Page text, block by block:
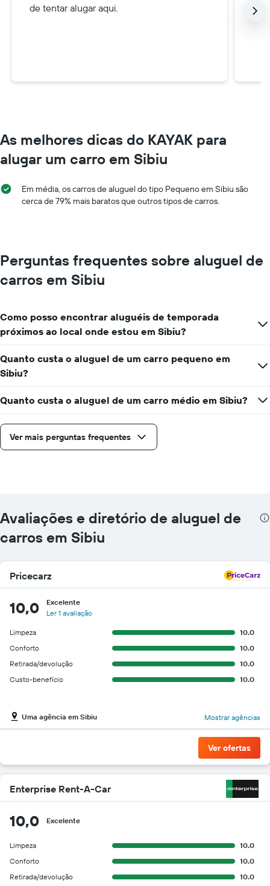
de tentar alugar aqui.
As melhores dicas do KAYAK para
alugar um carro em Sibiu
Em média, os carros de aluguel do tipo Pequeno em Sibiu são
cerca de 79% mais baratos que outros tipos de carros.
Perguntas frequentes sobre aluguel de
carros em Sibiu
Como posso encontrar aluguéis de temporada
próximos ao local onde estou em Sibiu?
Quanto custa o aluguel de um carro pequeno em
Sibiu?
Quanto custa o aluguel de um carro médio em Sibiu?
Ver mais perguntas frequentes
Avaliações e diretório de aluguel de
carros em Sibiu
Pricecarz
10,0
Excelente
Ler 1 avaliação
Limpeza
10.0
Conforto
10.0
Retirada/devolução
10.0
Custo-benefício
10.0
Uma agência em Sibiu Mostrar agências
Ver ofertas
Enterprise Rent-A-Car
10,0 Excelente
Limpeza
10.0
Conforto
10.0
Retirada/devolução
10.0